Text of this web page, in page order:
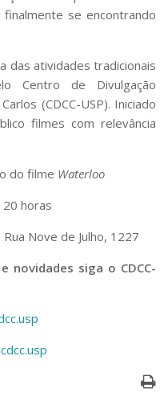
se encontrando
das atividades tradicionais
Centro de Divulgação
(CDCC-USP). Iniciado
filmes com relevância
do filme Waterloo
20 horas
Nove de Julho, 1227
novidades siga o CDCC-